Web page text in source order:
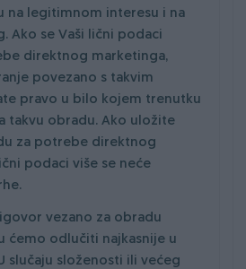
na legitimnom interesu i na
Ako se Vaši lični podaci
direktnog marketinga,
povezano s takvim
pravo u bilo kojem trenutku
takvu obradu. Ako uložite
za potrebe direktnog
podaci više se neće
vezano za obradu
ćemo odlučiti najkasnije u
slučaju složenosti ili većeg